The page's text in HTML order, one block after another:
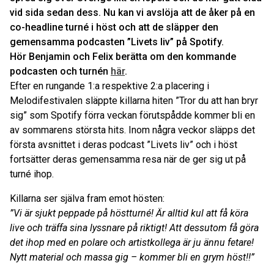
vid sida sedan dess. Nu kan vi avslöja att de åker på en
co-headline turné i höst och att de släpper den
gemensamma podcasten ”Livets liv” på Spotify.
Hör Benjamin och Felix berätta om den kommande
podcasten och turnén här.
Efter en rungande 1:a respektive 2:a placering i
Melodifestivalen släppte killarna hiten ”Tror du att han bryr
sig” som Spotify förra veckan förutspådde kommer bli en
av sommarens största hits. Inom några veckor släpps det
första avsnittet i deras podcast ”Livets liv” och i höst
fortsätter deras gemensamma resa när de ger sig ut på
turné ihop.
Killarna ser själva fram emot hösten:
”Vi är sjukt peppade på höstturné! Är alltid kul att få köra
live och träffa sina lyssnare på riktigt! Att dessutom få göra
det ihop med en polare och artistkollega är ju ännu fetare!
Nytt material och massa gig – kommer bli en grym höst!!”